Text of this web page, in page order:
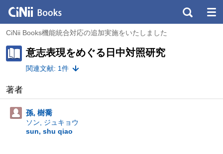
CiNii Books機能統合対応の追加実施をいたしました
意志表現をめぐる日中対照研究
関連文献: 1件
著者
孫, 樹喬
ソン, ジュキョウ
sun, shu qiao